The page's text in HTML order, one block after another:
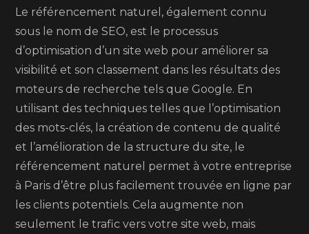
Le référencement naturel, également connu
sous le nom de SEO, est le processus
d’optimisation d’un site web pour améliorer sa
visibilité et son classement dans les résultats des
moteurs de recherche tels que Google. En
utilisant des techniques telles que l’optimisation
des mots-clés, la création de contenu de qualité
et l’amélioration de la structure du site, le
référencement naturel permet à votre entreprise
à Paris d’être plus facilement trouvée en ligne par
les clients potentiels. Cela augmente non
seulement le trafic vers votre site web, mais